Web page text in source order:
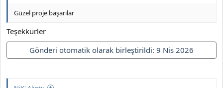
Güzel proje başarılar
Teşekkürler
Gönderi otomatik olarak birleştirildi: 9 Nis 2026